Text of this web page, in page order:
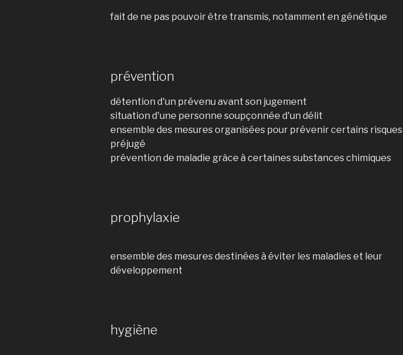
fait de ne pas pouvoir être transmis, notamment en génétique
prévention
détention d'un prévenu avant son jugement
situation d'une personne soupçonnée d'un délit
ensemble des mesures organisées pour prévenir certains risques
préjugé
prévention de maladie grâce à certaines substances chimiques
prophylaxie
ensemble des mesures destinées à éviter les maladies et leur
développement
hygiène